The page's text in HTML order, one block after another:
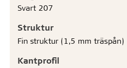
Svart 207
Struktur
Fin struktur (1,5 mm träspån)
Kantprofil